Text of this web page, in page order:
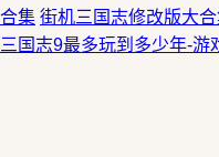
合集 街机三国志修改版大
三国志9最多玩到多少年-游